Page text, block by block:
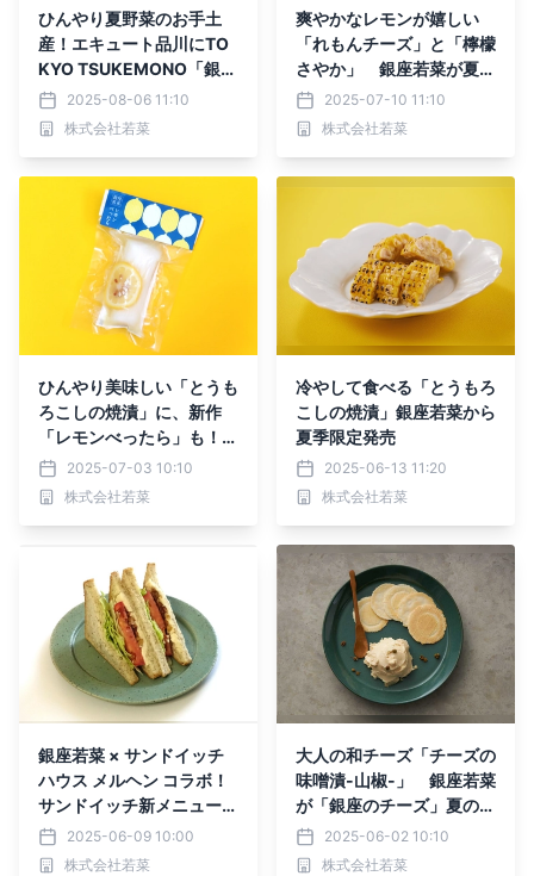
ひんやり夏野菜のお手土
産！エキュート品川にTO
KYO TSUKEMONO「銀座
若菜」が期間限定出店しま
す。
2025-08-06 11:10
株式会社若菜
爽やかなレモンが嬉しい
「れもんチーズ」と「檸檬
さやか」 銀座若菜が夏の
新作を限定販売！
2025-07-10 11:10
株式会社若菜
ひんやり美味しい「とうも
ろこしの焼漬」に、新作
「レモンべったら」も！エ
キュート大宮に「おつけも
の銀座若菜」が期間限定出
店します。
2025-07-03 10:10
株式会社若菜
冷やして食べる「とうもろ
こしの焼漬」銀座若菜から
夏季限定発売
2025-06-13 11:20
株式会社若菜
銀座若菜 × サンドイッチ
ハウス メルヘン コラボ！
サンドイッチ新メニューを
限定販売2025-06-09 10:00
株式会社若菜
大人の和チーズ「チーズの
味噌漬-山椒-」 銀座若菜
が「銀座のチーズ」夏の新
作を限定販売！
2025-06-02 10:10
株式会社若菜